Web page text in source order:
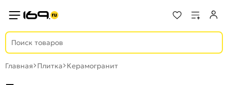
Главная Плитка Керамогранит